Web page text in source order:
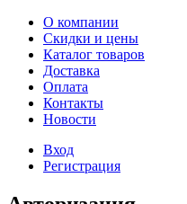
О компании
Скидки и цены
Каталог товаров
Доставка
Оплата
Контакты
Новости
Вход
Регистрация